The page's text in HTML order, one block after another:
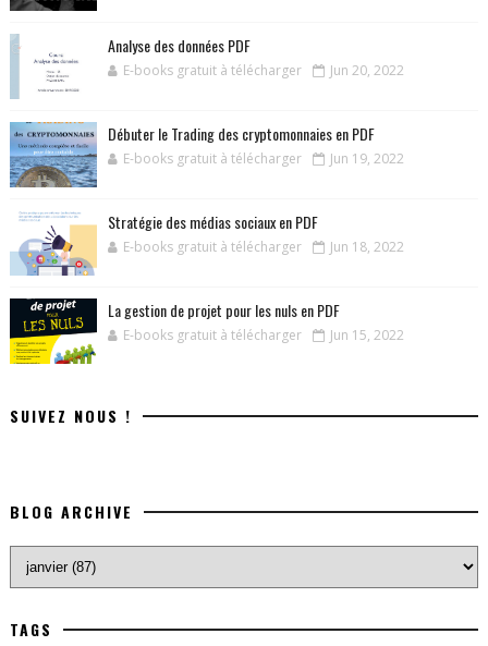
Analyse des données PDF
E-books gratuit à télécharger Jun 20, 2022
Débuter le Trading des cryptomonnaies en PDF
E-books gratuit à télécharger Jun 19, 2022
Stratégie des médias sociaux en PDF
E-books gratuit à télécharger Jun 18, 2022
La gestion de projet pour les nuls en PDF
E-books gratuit à télécharger Jun 15, 2022
SUIVEZ NOUS !
BLOG ARCHIVE
TAGS